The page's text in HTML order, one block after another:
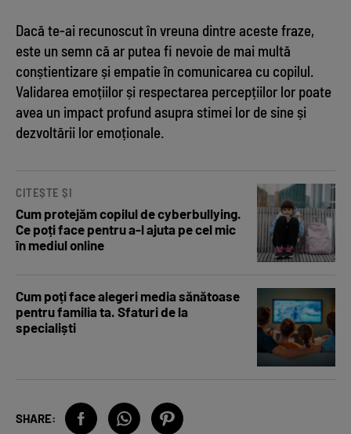
Dacă te-ai recunoscut în vreuna dintre aceste fraze,
este un semn că ar putea fi nevoie de mai multă
conștientizare și empatie în comunicarea cu copilul.
Validarea emoțiilor și respectarea percepțiilor lor poate
avea un impact profund asupra stimei lor de sine și
dezvoltării lor emoționale.
CITEȘTE ȘI
Cum protejăm copilul de cyberbullying.
Ce poți face pentru a-l ajuta pe cel mic
în mediul online
Cum poți face alegeri media sănătoase
pentru familia ta. Sfaturi de la
specialiști
SHARE: